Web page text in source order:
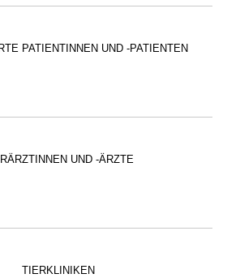
PATIENTINNEN UND -PATIENTEN
UND -ÄRZTE
TIERKLINIKEN